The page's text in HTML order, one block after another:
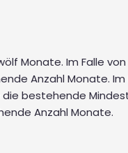
Monate. Im Falle von
Anzahl Monate. Im
bestehende
Anzahl Monate.